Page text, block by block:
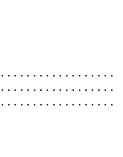
. . . . . . . . . . . . . . . . .
. . . . . . . . . . . . . . . . .
. . . . . . . . . . . . . . . . .